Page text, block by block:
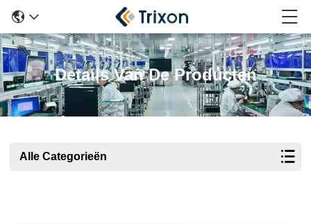
Details Van De Producten
Alle Categorieën